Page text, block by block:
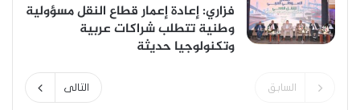
فزاري: إعادة إعمار قطاع النقل مسؤولية
وطنية تتطلب شراكات عربية
وتكنولوجيا حديثة
السابق التالى